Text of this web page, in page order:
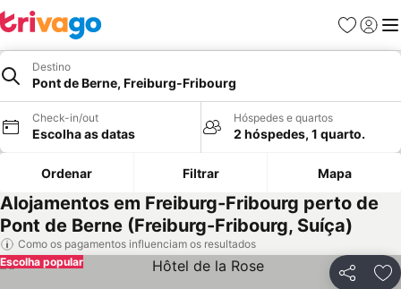
Favoritos
Iniciar
Destino
Pont de Berne, Freiburg-Fribourg
Check-in/out
Escolha as datas
Hóspedes e quartos
2 hóspedes, 1 quarto.
Ordenar Filtrar Mapa
Alojamentos em Freiburg-Fribourg perto de
Pont de Berne (Freiburg-Fribourg, Suíça)
Como os pagamentos influenciam os resultados
Partilhar
Escolha popular